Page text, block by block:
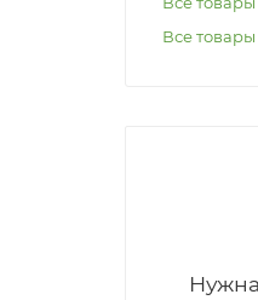
Все